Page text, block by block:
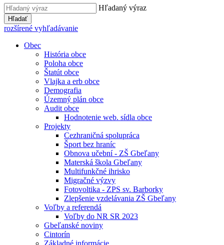
Hľadaný výraz
Hľadať
rozšírené vyhľadávanie
Obec
História obce
Poloha obce
Štatút obce
Vlajka a erb obce
Demografia
Územný plán obce
Audit obce
Hodnotenie web. sídla obce
Projekty
Cezhraničná spolupráca
Šport bez hraníc
Obnova učební - ZŠ Gbeľany
Materská škola Gbeľany
Multifunkčné ihrisko
Migračné výzvy
Fotovoltika - ZPS sv. Barborky
Zlepšenie vzdelávania ZŠ Gbeľany
Voľby a referendá
Voľby do NR SR 2023
Gbeľanské noviny
Cintorín
Základné informácie